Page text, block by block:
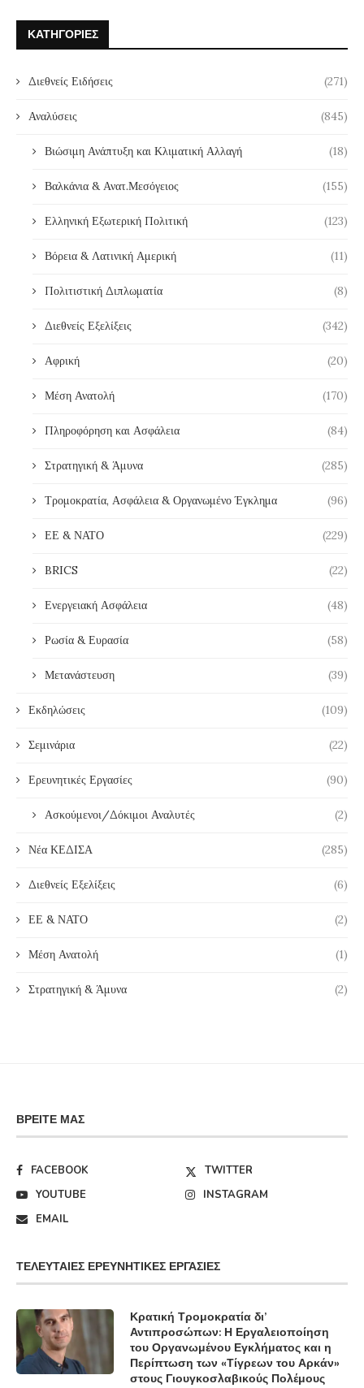
ΚΑΤΗΓΟΡΊΕΣ
Διεθνείς Ειδήσεις (271)
Αναλύσεις (845)
Βιώσιμη Ανάπτυξη και Κλιματική Αλλαγή (18)
Βαλκάνια & Ανατ.Μεσόγειος (155)
Ελληνική Εξωτερική Πολιτική (123)
Βόρεια & Λατινική Αμερική (11)
Πολιτιστική Διπλωματία (8)
Διεθνείς Εξελίξεις (342)
Αφρική (20)
Μέση Ανατολή (170)
Πληροφόρηση και Ασφάλεια (84)
Στρατηγική & Άμυνα (285)
Τρομοκρατία, Ασφάλεια & Οργανωμένο Έγκλημα (96)
ΕΕ & ΝΑΤΟ (229)
BRICS (22)
Ενεργειακή Ασφάλεια (48)
Ρωσία & Ευρασία (58)
Μετανάστευση (39)
Εκδηλώσεις (109)
Σεμινάρια (22)
Ερευνητικές Εργασίες (90)
Ασκούμενοι/Δόκιμοι Αναλυτές (2)
Νέα ΚΕΔΙΣΑ (285)
Διεθνείς Εξελίξεις (6)
ΕΕ & ΝΑΤΟ (2)
Μέση Ανατολή (1)
Στρατηγική & Άμυνα (2)
ΒΡΕΊΤΕ ΜΑΣ
FACEBOOK
TWITTER
YOUTUBE
INSTAGRAM
EMAIL
ΤΕΛΕΥΤΑΊΕΣ ΕΡΕΥΝΗΤΙΚΈΣ ΕΡΓΑΣΊΕΣ
Κρατική Τρομοκρατία δι’
Αντιπροσώπων: Η Εργαλειοποίηση
του Οργανωμένου Εγκλήματος και η
Περίπτωση των «Τίγρεων του Αρκάν»
στους Γιουγκοσλαβικούς Πολέμους